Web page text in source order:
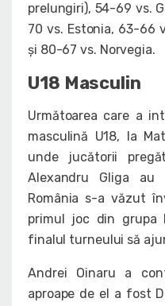
prelungiri), 54-69 vs.
70 vs. Estonia, 63-66
și 80-67 vs. Norvegia.
U18 Masculin
Următoarea care a
masculină U18, la
unde jucătorii
Alexandru Gliga
România s-a văzut
primul joc din grupa
finalul turneului să
Andrei Oinaru a
aproape de el a fost